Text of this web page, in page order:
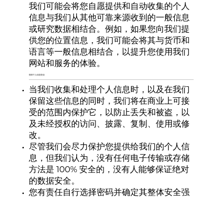
我们可能会将您自愿提供和自动收集的个人
信息与我们从其他可靠来源收到的一般信息
或研究数据相结合。例如，如果您向我们提
供您的位置信息，我们可能会将其与货币和
语言等一般信息相结合，以提升您使用我们
网站和服务的体验。
您的个人信息安全
当我们收集和处理个人信息时，以及在我们
保留这些信息的同时，我们将在商业上可接
受的范围内保护它，以防止丢失和被盗，以
及未经授权的访问、披露、复制、使用或修
改。
尽管我们会尽力保护您提供给我们的个人信
息，但我们认为，没有任何电子传输或存储
方法是 100% 安全的，没有人能够保证绝对
的数据安全。
您有责任自行选择密码并确定其整体安全强